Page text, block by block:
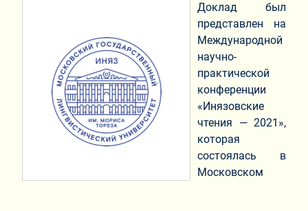
Доклад был
представлен на
Международной
научно-
практической
конференции
«Инязовские
чтения — 2021»,
которая
состоялась в
Московском